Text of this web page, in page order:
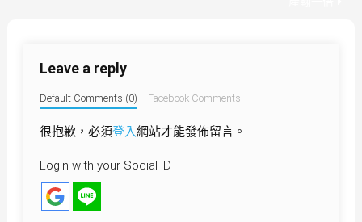
Leave a reply
Default Comments (0) Facebook Comments
很抱歉，必須登入網站才能發佈留言。
Login with your Social ID